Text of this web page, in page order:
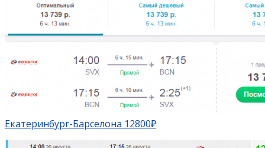
Екатеринбург-Барселона 12800₽